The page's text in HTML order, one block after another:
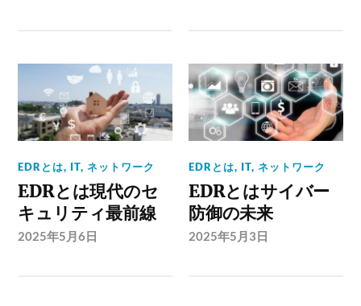
EDRとは, IT,ネットワーク
EDRとは現代のセ
キュリティ最前線
2025年5月6日
EDRとは, IT,ネットワーク
EDRとはサイバー
防御の未来
2025年5月3日